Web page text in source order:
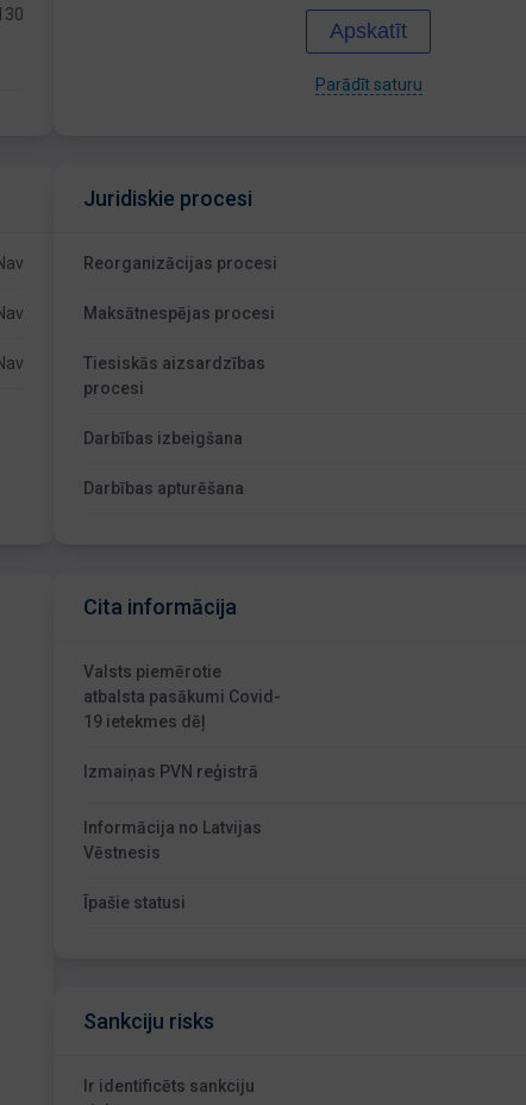
Apskatīt
Parādīt saturu
Juridiskie procesi
Reorganizācijas procesi
Maksātnespējas procesi
Tiesiskās aizsardzības
procesi
Darbības izbeigšana
Darbības apturēšana
Cita informācija
Valsts piemērotie
atbalsta pasākumi Covid-
19 ietekmes dēļ
Izmaiņas PVN reģistrā
Informācija no Latvijas
Vēstnesis
Īpašie statusi
Sankciju risks
Ir identificēts sankciju